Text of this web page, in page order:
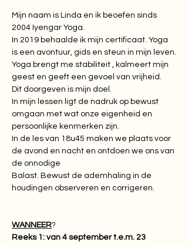
Mijn naam is Linda en ik beoefen sinds
2004 Iyengar Yoga.
In 2019 behaalde ik mijn certificaat. Yoga
is een avontuur, gids en steun in mijn leven.
Yoga brengt me stabiliteit , kalmeert mijn
geest en geeft een gevoel van vrijheid.
Dit doorgeven is mijn doel.
​In mijn lessen ligt de nadruk op bewust
omgaan met wat onze eigenheid en
persoonlijke kenmerken zijn.
In de les van 18u45 maken we plaats voor
de avond en nacht en ontdoen we ons van
de onnodige
Balast. Bewust de ademhaling in de
houdingen observeren en corrigeren.
WANNEER
Reeks 1: van 4 september t.e.m. 23